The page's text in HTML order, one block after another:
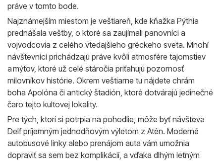
práve v tomto bode.
Najznámejším miestom je veštiareň, kde kňažka Pýthia
prednášala veštby, o ktoré sa zaujímali panovníci a
vojvodcovia z celého vtedajšieho gréckeho sveta. Mnohí
návštevníci prichádzajú práve kvôli atmosfére tajomstiev
a mýtov, ktoré už celé stáročia priťahujú pozornosť
milovníkov histórie. Okrem veštiarne tu nájdete chrám
boha Apolóna či antický štadión, ktoré dotvárajú jedinečné
čaro tejto kultovej lokality.
Pre tých, ktorí si potrpia na pohodlie, môže byť návšteva
Delf príjemným jednodňovým výletom z Atén. Moderné
autobusové linky alebo prenájom auta vám umožnia
dopraviť sa sem bez komplikácií, a vďaka dlhým letným